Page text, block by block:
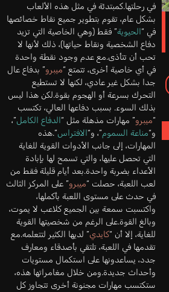
في رحلتها.كمبتدئة في مثل هذه الألعاب
بشكل عام، تقوم بتطوير جميع نقاط خصائصها
في “الحيوية” فقط (وهي الخاصية التي تزيد
دفاع الشخصية ونقاط حياتها)، ذلك لأنها لا
تحب أن تتأذى.مع عدم وجود نقطة واحدة
في أي خاصية أخرى، تتمتع “ميبرو” بدفاع عال
جدا بشكل غير عادي، لكنها لا تستطيع
التحرك بسرعة أو الهجوم بقوة.لكن هذا ليس
بذلك السوء. بسبب دفاعها العالي، تكتسب
“ميبرو” مهارات مذهلة مثل “الدفاع الكامل”،
و“مناعة السموم”، و“الافتراس”.هذه
المهارات، إلى جانب الأدوات القوية للغاية
التي تحصل عليها، والتي تسمح لها بإبادة
الأعداء بضربة واحدة.بعد أيام قليلة فقط من
لعب اللعبة، حصلت “ميبرو” على المركز الثالث
في حدث على مستوى اللعبة بأكملها،
واكتسبت سمعة بين الجميع كلاعب لا يموت،
وبالغ القوة.على الرغم من شخصيتها القوية
للغاية، إلا أن “كايدي” لديها الكثير لتتعلمه.مع
تقدمها في اللعبة، تلتقي بأصدقاء ومعارف
جدد، يساعدونها على استكمال مستويات
وأحداث جديدة.ومن خلال مغامراتها هذه،
ستكتسب مهارات مجنونة أخرى تتجاوز كل